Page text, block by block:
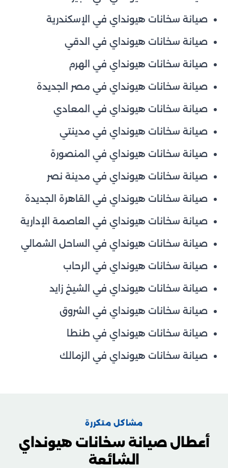
صيانة سخانات هيونداي في الإسكندرية
صيانة سخانات هيونداي في الدقي
صيانة سخانات هيونداي في الهرم
صيانة سخانات هيونداي في مصر الجديدة
صيانة سخانات هيونداي في المعادي
صيانة سخانات هيونداي في مدينتي
صيانة سخانات هيونداي في المنصورة
صيانة سخانات هيونداي في مدينة نصر
صيانة سخانات هيونداي في القاهرة الجديدة
صيانة سخانات هيونداي في العاصمة الإدارية
صيانة سخانات هيونداي في الساحل الشمالي
صيانة سخانات هيونداي في الرحاب
صيانة سخانات هيونداي في الشيخ زايد
صيانة سخانات هيونداي في الشروق
صيانة سخانات هيونداي في طنطا
صيانة سخانات هيونداي في الزمالك
مشاكل متكررة
أعطال صيانة سخانات هيونداي
الشائعة